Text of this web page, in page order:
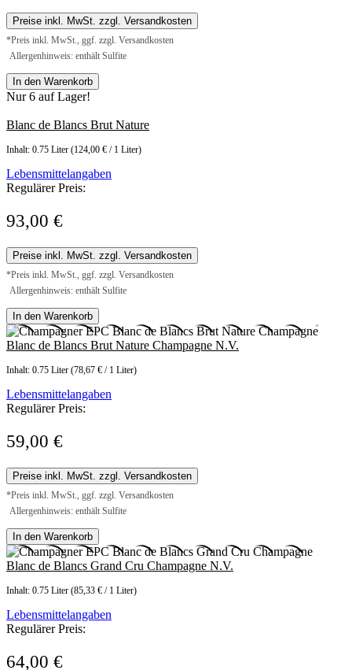
Preise inkl. MwSt. zzgl. Versandkosten
*Preis inkl. MwSt., ggf. zzgl. Versandkosten
Allergenhinweis: enthält Sulfite
In den Warenkorb
Nur 6 auf Lager!
Blanc de Blancs Brut Nature
Inhalt: 0.75 Liter (124,00 € / 1 Liter)
Lebensmittelangaben
Regulärer Preis:
93,00 €
Preise inkl. MwSt. zzgl. Versandkosten
*Preis inkl. MwSt., ggf. zzgl. Versandkosten
Allergenhinweis: enthält Sulfite
In den Warenkorb
Blanc de Blancs Brut Nature Champagne N.V.
Inhalt: 0.75 Liter (78,67 € / 1 Liter)
Lebensmittelangaben
Regulärer Preis:
59,00 €
Preise inkl. MwSt. zzgl. Versandkosten
*Preis inkl. MwSt., ggf. zzgl. Versandkosten
Allergenhinweis: enthält Sulfite
In den Warenkorb
Blanc de Blancs Grand Cru Champagne N.V.
Inhalt: 0.75 Liter (85,33 € / 1 Liter)
Lebensmittelangaben
Regulärer Preis:
64,00 €